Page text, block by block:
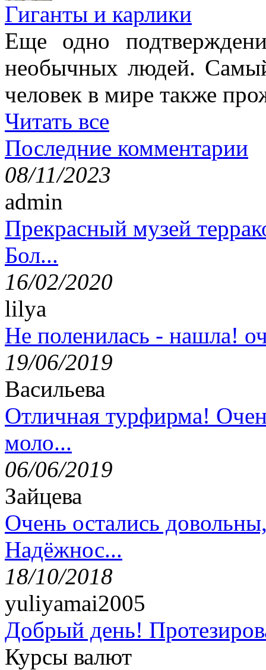
Гиганты и карлики
Еще одно
необычных людей.
человек в мире также
Читать все
Последние комментарии
08/11/2023
admin
Прекрасный музей
Бол...
16/02/2020
lilya
Не поленилась - нашла!
19/06/2019
Васильева
Отличная турфирма!
моло...
06/06/2019
Зайцева
Очень остались
Надёжнос...
18/10/2018
yuliyamai2005
Добрый день!
Курсы валют